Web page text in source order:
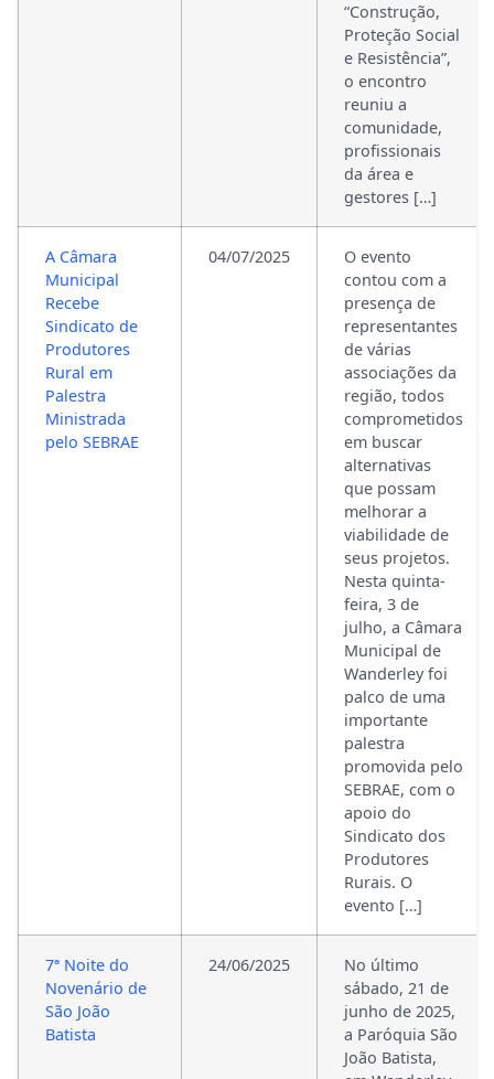
“Construção,
Proteção Social
e Resistência”,
o encontro
reuniu a
comunidade,
profissionais
da área e
gestores […]
A Câmara
Municipal
Recebe
Sindicato de
Produtores
Rural em
Palestra
Ministrada
pelo SEBRAE
04/07/2025
O evento
contou com a
presença de
representantes
de várias
associações da
região, todos
comprometidos
em buscar
alternativas
que possam
melhorar a
viabilidade de
seus projetos.
Nesta quinta-
feira, 3 de
julho, a Câmara
Municipal de
Wanderley foi
palco de uma
importante
palestra
promovida pelo
SEBRAE, com o
apoio do
Sindicato dos
Produtores
Rurais. O
evento […]
7ª Noite do
Novenário de
São João
Batista
24/06/2025
No último
sábado, 21 de
junho de 2025,
a Paróquia São
João Batista,